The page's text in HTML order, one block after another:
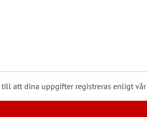
till att dina uppgifter registreras enligt vår